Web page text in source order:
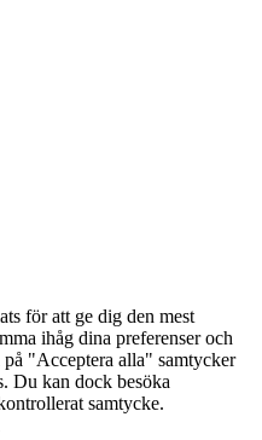
för att ge dig den mest
ihåg dina preferenser och
"Acceptera alla" samtycker
Du kan dock besöka
samtycke.